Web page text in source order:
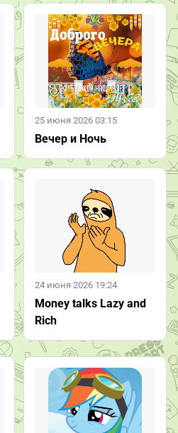
25 июня 2026 03:15
Вечер и Ночь
24 июня 2026 19:24
Money talks Lazy and
Rich